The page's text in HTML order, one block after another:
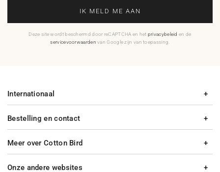
IK MELD ME AAN
Deze site wordt beschermd door reCAPTCHA en het privacybeleid en de
servicevoorwaarden van Google zijn van toepassing.
Bestelling en contact
Meer over Cotton Bird
Internationaal
Onze andere websites